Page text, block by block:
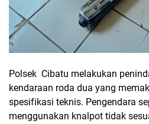
Polsek Cibatu melakukan
kendaraan roda dua yang
spesifikasi teknis. Pengendara
menggunakan knalpot tidak